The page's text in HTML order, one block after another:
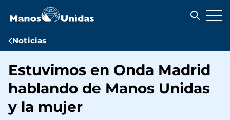
contenido
Ruta
navegación
Noticias
Estuvimos en Onda Madrid
hablando de Manos Unidas
y la mujer